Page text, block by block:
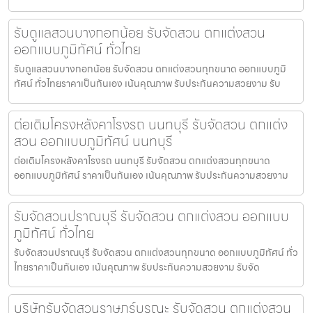
รับดูแลสวนบางกอกน้อย รับจัดสวน ตกแต่งสวน
ออกแบบภูมิทัศน์ ทั่วไทย
รับดูแลสวนบางกอกน้อย รับจัดสวน ตกแต่งสวนทุกขนาด ออกแบบภูมิ
ทัศน์ ทั่วไทยราคาเป็นกันเอง เน้นคุณภาพ รับประกันความสวยงาม รับ
ต่อเติมโครงหลังคาโรงรถ นนทบุรี รับจัดสวน ตกแต่ง
สวน ออกแบบภูมิทัศน์ นนทบุรี
ต่อเติมโครงหลังคาโรงรถ นนทบุรี รับจัดสวน ตกแต่งสวนทุกขนาด
ออกแบบภูมิทัศน์ ราคาเป็นกันเอง เน้นคุณภาพ รับประกันความสวยงาม
รับจัดสวนปราณบุรี รับจัดสวน ตกแต่งสวน ออกแบบ
ภูมิทัศน์ ทั่วไทย
รับจัดสวนปราณบุรี รับจัดสวน ตกแต่งสวนทุกขนาด ออกแบบภูมิทัศน์ ทั่ว
ไทยราคาเป็นกันเอง เน้นคุณภาพ รับประกันความสวยงาม รับจัด
บริษัทรับจัดสวนราษฎร์บูรณะ รับจัดสวน ตกแต่งสวน